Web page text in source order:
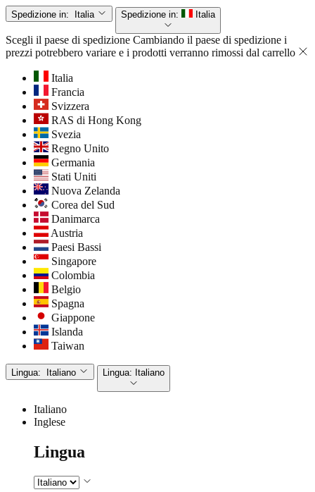
Spedizione in: Italia Spedizione in: Italia
Scegli il paese di spedizione Cambiando il paese di spedizione i
prezzi potrebbero variare e i prodotti verranno rimossi dal carrello
Italia
Francia
Svizzera
RAS di Hong Kong
Svezia
Regno Unito
Germania
Stati Uniti
Nuova Zelanda
Corea del Sud
Danimarca
Austria
Paesi Bassi
Singapore
Colombia
Belgio
Spagna
Giappone
Islanda
Taiwan
Lingua: Italiano Lingua: Italiano
Italiano
Inglese
Lingua